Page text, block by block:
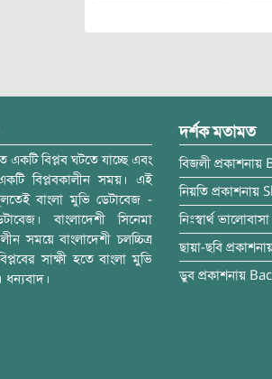
একটি বিপ্লব ঘটতে যাচ্ছে এবং
বিপ্লবকালীন সময়। এই
বাংলা মুভি ডেটাবেজ -
বাংলাদেশী সিনেমা
সময়ে বাংলাদেশী চলচ্চিত্র
সাক্ষী হতে বাংলা মুভি
দর্শক মতামত
বিজলী প্রকাশনায়
নিয়তি প্রকাশনায়
নিঃস্বার্থ ভালোবাসা
ছায়া-ছবি
ডুব প্রকাশনায়